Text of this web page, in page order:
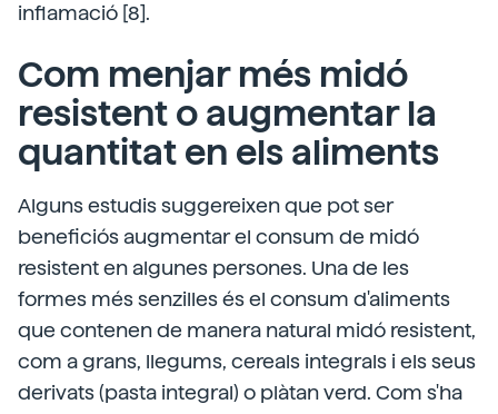
inflamació [8].
Com menjar més midó
resistent o augmentar la
quantitat en els aliments
Alguns estudis suggereixen que pot ser
beneficiós augmentar el consum de midó
resistent en algunes persones. Una de les
formes més senzilles és el consum d'aliments
que contenen de manera natural midó resistent,
com a grans, llegums, cereals integrals i els seus
derivats (pasta integral) o plàtan verd. Com s'ha